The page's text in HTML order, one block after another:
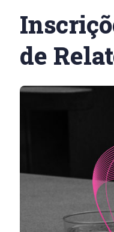
de